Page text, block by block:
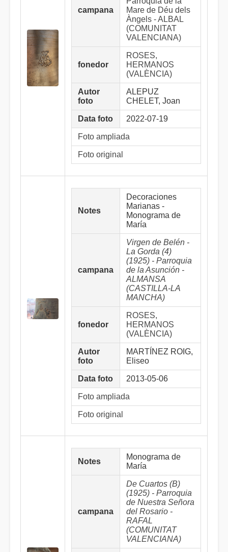
campana
Mare de Déu dels
Àngels - ALBAL
(COMUNITAT
VALENCIANA)
fonedor
ROSES,
HERMANOS
(VALÈNCIA)
Autor
foto
ALEPUZ
CHELET, Joan
Data foto 2022-07-19
Foto ampliada
Foto original
Notes
Decoraciones
Marianas -
Monograma de
María
campana
Virgen de Belén -
La Gorda (4)
(1925) - Parroquia
de la Asunción -
ALMANSA
(CASTILLA-LA
MANCHA)
fonedor
ROSES,
HERMANOS
(VALÈNCIA)
Autor
foto
MARTÍNEZ ROIG,
Eliseo
Data foto 2013-05-06
Foto ampliada
Foto original
Notes
Monograma de
María
campana
De Cuartos (B)
(1925) - Parroquia
de Nuestra Señora
del Rosario -
RAFAL
(COMUNITAT
VALENCIANA)